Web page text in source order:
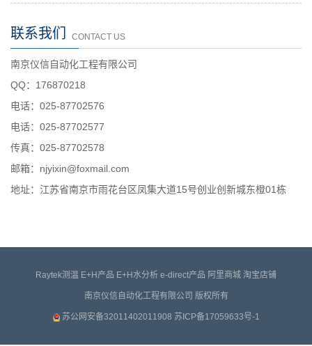
联系我们 CONTACT US
南京仪信自动化工程有限公司
QQ：176870218
电话：025-87702576
电话：025-87702577
传真：025-87702578
邮箱：njyixin@foxmail.com
地址：江苏省南京市雨花台区凤集大道15号创业创新城东橙01栋
Raytek测温 E+H产品 E+H水分析 e-direct产品 阿里商城 淘宝店铺
南京仪信自动化工程有限公司 版权所有
苏公网安备32011402011908 苏ICP备17059633号-1